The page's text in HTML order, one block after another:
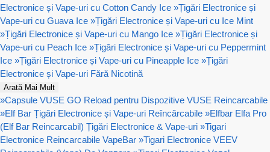
Electronice și Vape-uri cu Cotton Candy Ice »Țigări Electronice și
Vape-uri cu Guava Ice »Țigări Electronice și Vape-uri cu Ice Mint
»Țigări Electronice și Vape-uri cu Mango Ice »Țigări Electronice și
Vape-uri cu Peach Ice »Țigări Electronice și Vape-uri cu Peppermint
Ice »Țigări Electronice și Vape-uri cu Pineapple Ice »Țigări
Electronice și Vape-uri Fără Nicotină
Arată Mai Mult
»Capsule VUSE GO Reload pentru Dispozitive VUSE Reincarcabile
»Elf Bar Țigări Electronice și Vape-uri Reîncărcabile »Elfbar Elfa Pro
(Elf Bar Reincarcabil) Țigări Electronice & Vape-uri »Tigari
Electronice Reincarcabile VapeBar »Tigari Electronice VEEV